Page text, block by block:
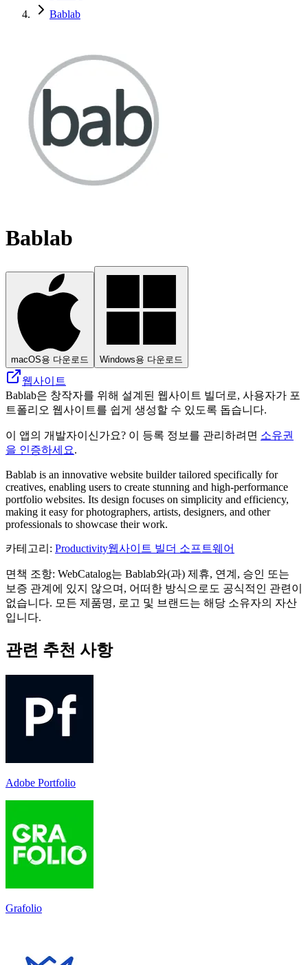
Bablab
Bablab
macOS용 다운로드 Windows용 다운로드
웹사이트
Bablab은 창작자를 위해 설계된 웹사이트 빌더로, 사용자가 포
트폴리오 웹사이트를 쉽게 생성할 수 있도록 돕습니다.
이 앱의 개발자이신가요? 이 등록 정보를 관리하려면 소유권
을 인증하세요.
Bablab is an innovative website builder tailored specifically for
creatives, enabling users to create stunning and high-performance
portfolio websites. Its design focuses on simplicity and efficiency,
making it easy for photographers, artists, designers, and other
professionals to showcase their work.
카테고리 : Productivity웹사이트 빌더 소프트웨어
면책 조항: WebCatalog는 Bablab와(과) 제휴, 연계, 승인 또는
보증 관계에 있지 않으며, 어떠한 방식으로도 공식적인 관련이
없습니다. 모든 제품명, 로고 및 브랜드는 해당 소유자의 자산
입니다.
관련 추천 사항
Adobe Portfolio
Grafolio